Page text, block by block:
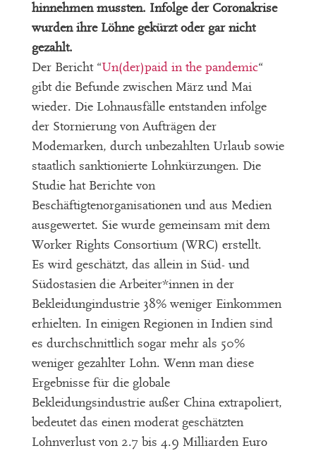
hinnehmen mussten. Infolge der Coronakrise
wurden ihre Löhne gekürzt oder gar nicht
gezahlt.
Der Bericht “Un(der)paid in the pandemic“
gibt die Befunde zwischen März und Mai
wieder. Die Lohnausfälle entstanden infolge
der Stornierung von Aufträgen der
Modemarken, durch unbezahlten Urlaub sowie
staatlich sanktionierte Lohnkürzungen. Die
Studie hat Berichte von
Beschäftigtenorganisationen und aus Medien
ausgewertet. Sie wurde gemeinsam mit dem
Worker Rights Consortium (WRC) erstellt.
Es wird geschätzt, das allein in Süd- und
Südostasien die Arbeiter*innen in der
Bekleidungindustrie 38% weniger Einkommen
erhielten. In einigen Regionen in Indien sind
es durchschnittlich sogar mehr als 50%
weniger gezahlter Lohn. Wenn man diese
Ergebnisse für die globale
Bekleidungsindustrie außer China extrapoliert,
bedeutet das einen moderat geschätzten
Lohnverlust von 2.7 bis 4.9 Milliarden Euro